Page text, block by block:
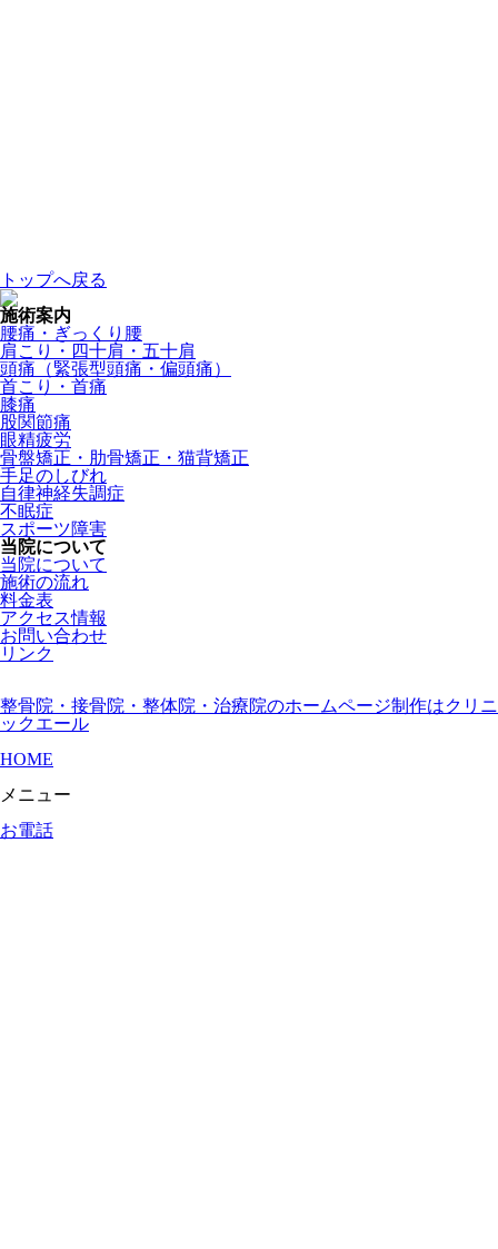
トップへ戻る
施術案内
腰痛・ぎっくり腰
肩こり・四十肩・五十肩
頭痛（緊張型頭痛・偏頭痛）
首こり・首痛
膝痛
股関節痛
眼精疲労
骨盤矯正・肋骨矯正・猫背矯正
手足のしびれ
自律神経失調症
不眠症
スポーツ障害
当院について
当院について
施術の流れ
料金表
アクセス情報
お問い合わせ
リンク
整骨院・接骨院・整体院・治療院のホームページ制作はクリニ
ックエール
HOME
メニュー
お電話